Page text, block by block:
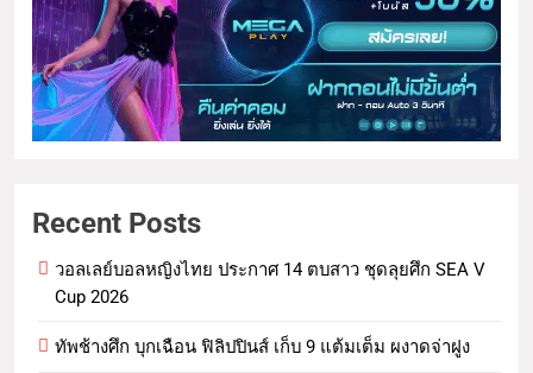
Recent Posts
วอลเลย์บอลหญิงไทย ประกาศ 14 ตบสาว ชุดลุยศึก SEA V
Cup 2026
ทัพช้างศึก บุกเฉือน ฟิลิปปินส์ เก็บ 9 แต้มเต็ม ผงาดจ่าฝูง